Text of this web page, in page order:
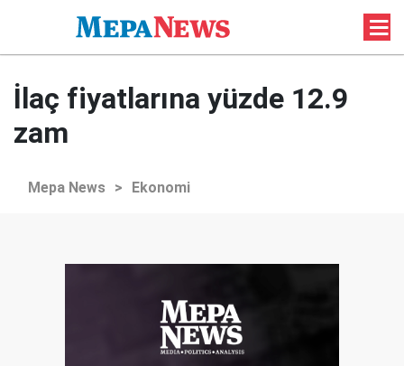
İlaç fiyatlarına yüzde 12.9
zam
Mepa News > Ekonomi